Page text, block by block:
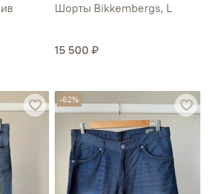
Шорты Bikkembergs, L
15 500 ₽
-62%